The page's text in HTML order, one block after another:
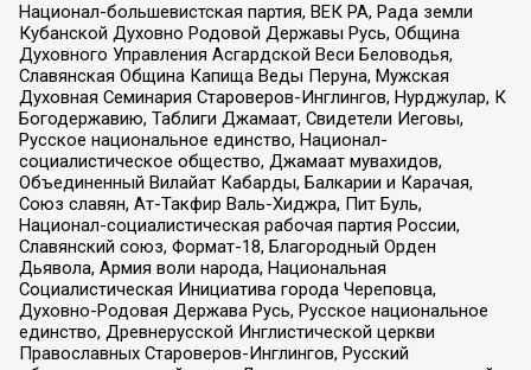
Национал-большевистская партия, ВЕК РА, Рада земли
Кубанской Духовно Родовой Державы Русь, Община
Духовного Управления Асгардской Веси Беловодья,
Славянская Община Капища Веды Перуна, Мужская
Духовная Семинария Староверов-Инглингов, Нурджулар, К
Богодержавию, Таблиги Джамаат, Свидетели Иеговы,
Русское национальное единство, Национал-
социалистическое общество, Джамаат мувахидов,
Объединенный Вилайат Кабарды, Балкарии и Карачая,
Союз славян, Ат-Такфир Валь-Хиджра, Пит Буль,
Национал-социалистическая рабочая партия России,
Славянский союз, Формат-18, Благородный Орден
Дьявола, Армия воли народа, Национальная
Социалистическая Инициатива города Череповца,
Духовно-Родовая Держава Русь, Русское национальное
единство, Древнерусской Инглистической церкви
Православных Староверов-Инглингов, Русский